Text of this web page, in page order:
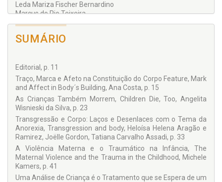
Leda Mariza Fischer Bernardino
Marcus do Rio Teixeira
Michele Kamers
Oscar Angel Cesarotto
Ricardo Goldenberg
Colaboradores:
Ana Costa
Angelita Wisnieski da Silva
Camila Zoschke Freire
Dominique Fingermann
Heloísa Helena Aragão e Ramirez
Joëlle Gordon
Maria Fernanda Liberato Beduschi
Michele Kamers
Rosangela Nascimento Vernizi
Tatiana Carvalho Assadi
SUMÁRIO
Editorial, p. 11
Traço, Marca e Afeto na Constituição do Corpo Feature, Mark
and Affect in Body´s Building, Ana Costa, p. 15
As Crianças Também Morrem, Children Die, Too, Angelita
Wisnieski da Silva, p. 23
Transgressão e Corpo: Laços e Desenlaces com o Tema da
Anorexia, Transgression and body, Heloísa Helena Aragão e
Ramirez, Joëlle Gordon, Tatiana Carvalho Assadi, p. 33
A Violência Materna e o Traumático na Infância, The
Maternal Violence and the Trauma in the Childhood, Michele
Kamers, p. 41
Uma Análise de Criança é o Tratamento que se Espera de um